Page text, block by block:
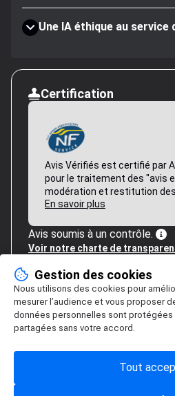
Une IA éthique au service
Certification
Avis Vérifiés est certifié par
pour le traitement des "avis
modération et restitution des
En savoir plus
Avis soumis à un contrôle.
Voir notre charte de
Gestion des cookies
Nous utilisons des cookies pour
mesurer l’audience et vous proposer
données personnelles sont protégées
partagées sans votre accord.
Tout